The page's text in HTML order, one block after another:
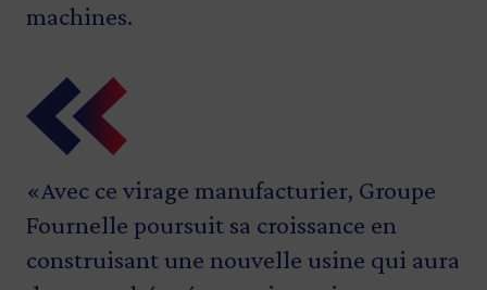
machines.
«Avec ce virage manufacturier, Groupe
Fournelle poursuit sa croissance en
construisant une nouvelle usine qui aura
«Les entreprises manufacturières
doivent investir et innover pour se
démarquer de la concurrence. En
«Investissement Québec est heureux de
soutenir les projets de croissance et de
modernisation d’une entreprise qui